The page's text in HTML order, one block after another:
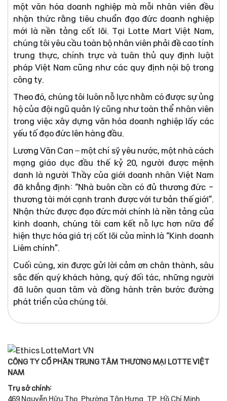
một văn hóa doanh nghiệp mà mỗi nhân viên đều
nhận thức rằng tiêu chuẩn đạo đức doanh nghiệp
mới là nền tảng cốt lõi. Tại Lotte Mart Việt Nam,
chúng tôi yêu cầu toàn bộ nhân viên phải đề cao tính
trung thực, chính trực và tuân thủ quy định luật
pháp Việt Nam cũng như các quy định nội bộ trong
công ty.
Theo đó, chúng tôi luôn nỗ lực nhằm có được sự ủng
hộ của đội ngũ quản lý cũng như toàn thể nhân viên
trong việc xây dựng văn hóa doanh nghiệp lấy các
yếu tố đạo đức lên hàng đầu.
Lương Văn Can – một chí sỹ yêu nước, một nhà cách
mạng giáo dục đầu thế kỷ 20, người được mệnh
danh là người Thầy của giới doanh nhân Việt Nam
đã khẳng định: “Nhà buôn cần có đủ thương đức -
thương tài mới cạnh tranh được với tư bản thế giới”.
Nhận thức được đạo đức mới chính là nền tảng của
kinh doanh, chúng tôi cam kết nỗ lực hơn nữa để
hiện thực hóa giá trị cốt lõi của mình là “Kinh doanh
Liêm chính”.
Cuối cùng, xin được gửi lời cảm ơn chân thành, sâu
sắc đến quý khách hàng, quý đối tác, những người
đã luôn quan tâm và đồng hành trên bước đường
phát triển của chúng tôi.
CÔNG TY CỔ PHẦN TRUNG TÂM THƯƠNG MẠI LOTTE VIỆT
NAM
Trụ sở chính:
469 Nguyễn Hữu Thọ, Phường Tân Hưng, TP. Hồ Chí Minh